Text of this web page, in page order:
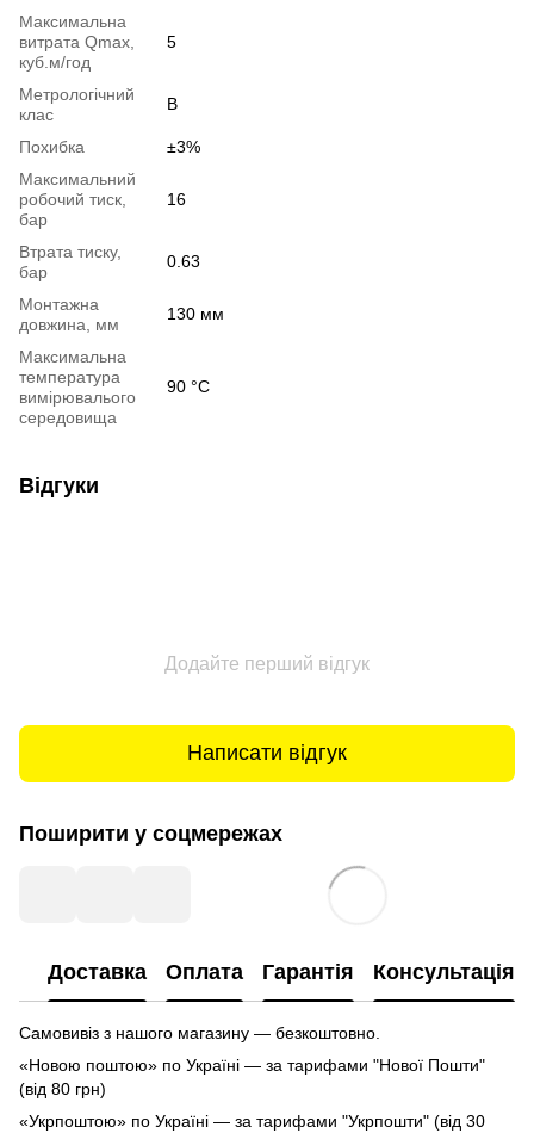
Максимальна
витрата Qmax,
куб.м/год
5
Метрологічний
клас
B
Похибка
±3%
Максимальний
робочий тиск,
бар
16
Втрата тиску,
бар
0.63
Монтажна
довжина, мм
130 мм
Максимальна
температура
вимірювалього
середовища
90 °С
Відгуки
Додайте перший відгук
Написати відгук
Поширити у соцмережах
Доставка Оплата Гарантія Консультація
Самовивіз з нашого магазину — безкоштовно.
«Новою поштою» по Україні — за тарифами "Нової Пошти"
(від 80 грн)
«Укрпоштою» по Україні — за тарифами "Укрпошти" (від 30